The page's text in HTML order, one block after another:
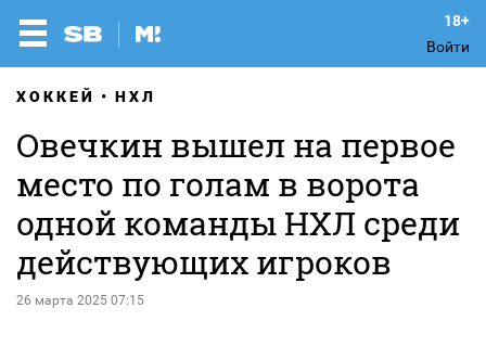
Войти
ХОККЕЙ НХЛ
Овечкин вышел на первое
место по голам в ворота
одной команды НХЛ среди
действующих игроков
26 марта 2025 07:15